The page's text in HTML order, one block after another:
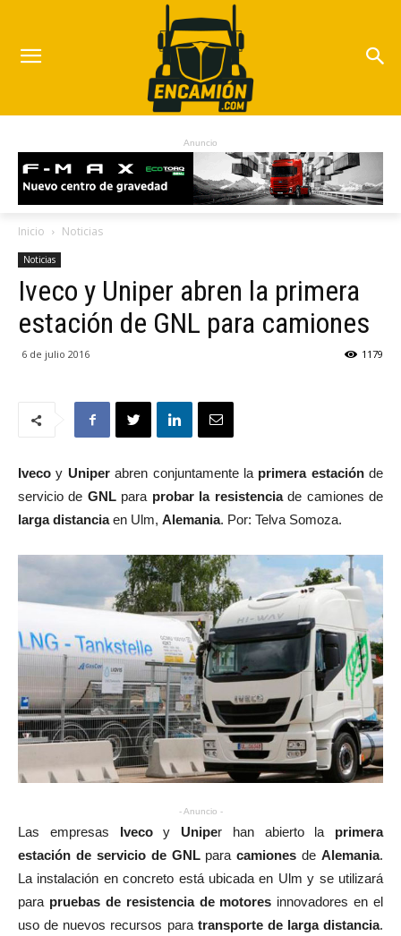
Anuncio
Inicio Noticias
Noticias
Iveco y Uniper abren la primera
estación de GNL para camiones
6 de julio 2016 1179
Iveco y Uniperabren conjuntamente la primera estaciónde
servicio de GNLpara probar la resistenciade camiones de
larga distanciaen Ulm, Alemania. Por: Telva Somoza.
- Anuncio -
Las empresas Ivecoy Uniper han abierto la primera
estación de servicio de GNLparacamiones de Alemania.
La instalación en concreto está ubicada en Ulm y se utilizará
para pruebas de resistencia de motores innovadores en el
uso de nuevos recursos paratransporte de larga distancia.